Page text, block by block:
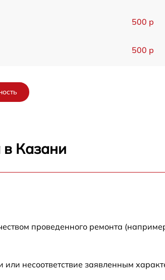
500 р
500 р
в Казани
проведенного ремонта
несоответствие заявленным